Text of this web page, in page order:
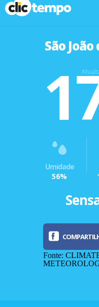
São
Fonte: CLIMATEMPO
Umidade
56%
Fonte: